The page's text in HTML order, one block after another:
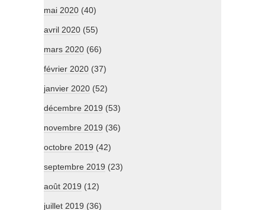
mai 2020 (40)
avril 2020 (55)
mars 2020 (66)
février 2020 (37)
janvier 2020 (52)
décembre 2019 (53)
novembre 2019 (36)
octobre 2019 (42)
septembre 2019 (23)
août 2019 (12)
juillet 2019 (36)